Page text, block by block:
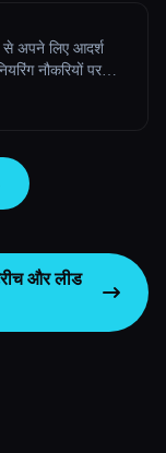
से अपने लिए आदर्श
नौकरियों पर
ऐप्लिकेशन पाने के
और लीड